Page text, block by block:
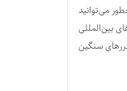
می‌توانید
بین‌المللی
سنگین